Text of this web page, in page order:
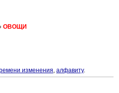
ОВОЩИ
изменения, алфавиту.